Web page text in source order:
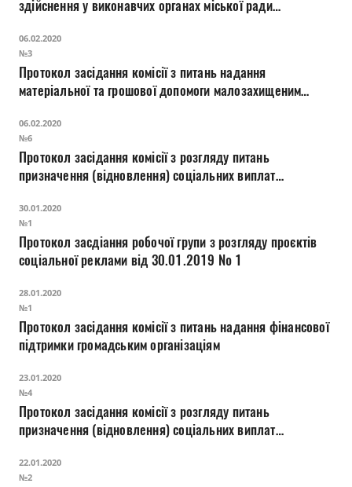
здійснення у виконавчих органах міської ради
діяльності
06.02.2020
№3
Протокол засідання комісії з питань надання
матеріальної та грошової допомоги малозахищеним
06.02.2020
№6
Протокол засідання комісії з розгляду питань
призначення (відновлення) соціальних виплат
30.01.2020
№1
Протокол засдіання робочої групи з розгляду проєктів
соціальної реклами від 30.01.2019 № 1
28.01.2020
№1
Протокол засідання комісії з питань надання фінансової
підтримки громадським організаціям
23.01.2020
№4
Протокол засідання комісії з розгляду питань
призначення (відновлення) соціальних виплат
22.01.2020
№2